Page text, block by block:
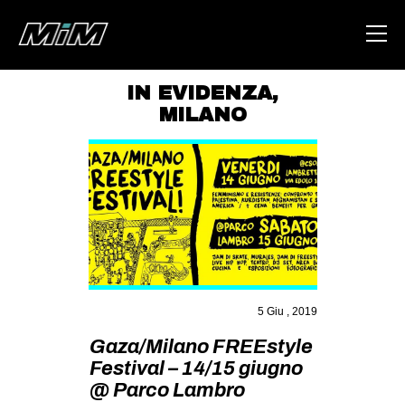
HOME
ABOUT
AREA
DEGENERAZIONE
GAZA FREESTYLE
CSOA LAMBRETTA
STUDENTI TSUNAMI
ZAM
IN EVIDENZA,
MILANO
5 Giu , 2019
Gaza/Milano FREEstyle
Festival – 14/15 giugno
@ Parco Lambro